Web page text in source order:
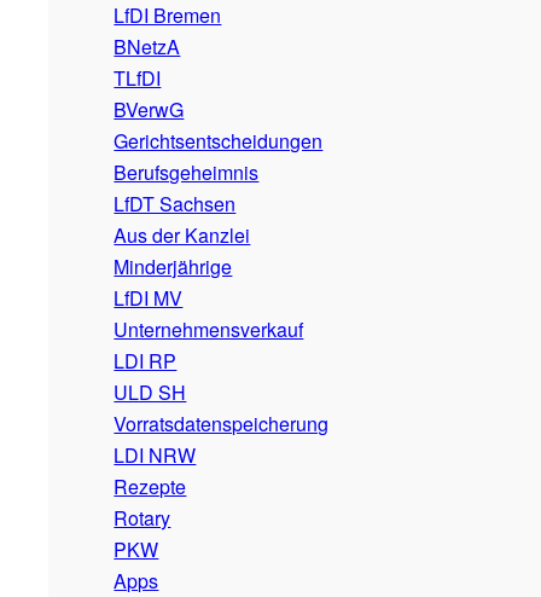
LfDI Bremen
BNetzA
TLfDI
BVerwG
Gerichtsentscheidungen
Berufsgeheimnis
LfDT Sachsen
Aus der Kanzlei
Minderjährige
LfDI MV
Unternehmensverkauf
LDI RP
ULD SH
Vorratsdatenspeicherung
LDI NRW
Rezepte
Rotary
PKW
Apps